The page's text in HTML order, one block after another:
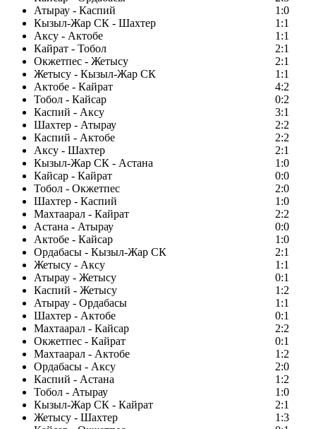
Атырау - Каспий
1:0
Кызыл-Жар СК - Шахтер
1:1
Аксу - Актобе
1:1
Кайрат - Тобол
2:1
Окжетпес - Жетысу
2:1
Жетысу - Кызыл-Жар СК
1:1
Актобе - Кайрат
4:2
Тобол - Кайсар
0:2
Каспий - Аксу
3:1
Шахтер - Атырау
2:2
Каспий - Актобе
2:2
Аксу - Шахтер
2:1
Кызыл-Жар СК - Астана
1:0
Кайсар - Кайрат
0:0
Тобол - Окжетпес
2:0
Шахтер - Каспий
1:0
Махтаарал - Кайрат
2:2
Астана - Атырау
0:0
Актобе - Кайсар
1:0
Ордабасы - Кызыл-Жар СК
2:1
Жетысу - Аксу
1:1
Атырау - Жетысу
0:1
Каспий - Жетысу
1:2
Атырау - Ордабасы
1:1
Шахтер - Актобе
0:1
Махтаарал - Кайсар
2:2
Окжетпес - Кайрат
0:1
Махтаарал - Актобе
1:2
Ордабасы - Аксу
2:0
Каспий - Астана
1:2
Тобол - Атырау
1:0
Кызыл-Жар СК - Кайрат
2:1
Жетысу - Шахтер
1:3